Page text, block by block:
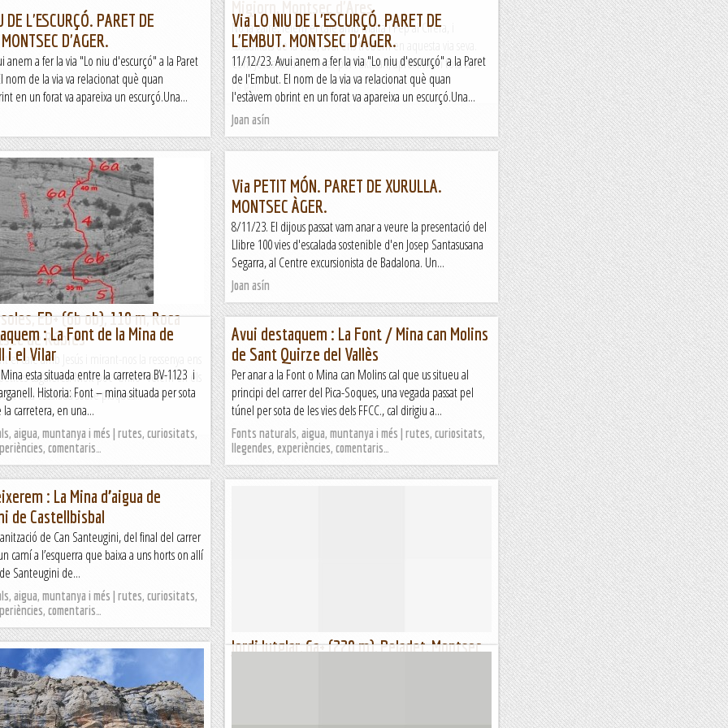
Migjorn, Montsec d'Ares
No fa gaire, fèiem el cafè amb Maira i Pep al Cirera, i
casualitats de la vida, avui ens trobem en aquesta via seva.
Com Jesús ha d'entrenar pel Pakistan, aproximem tota la...
Lo gall
DE L'ESCURÇÓ. PARET DE
D'AGER.
anem a fer la via "Lo niu d'escurçó" a la Paret
nom de la via va relacionat què quan
en un forat va apareixa un escurçó.Una...
Via LO NIU DE L'ESCURÇÓ. PARET DE
L'EMBUT. MONTSEC D'AGER.
11/12/23. Avui anem a fer la via "Lo niu d'escurçó" a la Paret
de l'Embut. El nom de la via va relacionat què quan
l'estàvem obrint en un forat va apareixa un escurçó.Una...
Joan asín
ED+ (6b ob), 110 m, Roca
de Rúbies
el cafè amb Jesús i mirant-nos la ressenya ens
cagaleres. Molt poc "brillo" veiem en els
una escalada sobre plaques...
Via PETIT MÓN. PARET DE XURULLA.
MONTSEC ÀGER.
8/11/23. El dijous passat vam anar a veure la presentació del
Llibre 100 vies d'escalada sostenible d'en Josep Santasusana
Segarra, al Centre excursionista de Badalona. Un...
Joan asín
: La Font de la Mina de
i el Vilar
esta situada entre la carretera BV-1123 i
Historia: Font – mina situada per sota
carretera, en una...
aigua, muntanya i més | rutes, curiositats,
comentaris…
Avui destaquem : La Font / Mina can Molins
de Sant Quirze del Vallès
Per anar a la Font o Mina can Molins cal que us situeu al
principi del carrer del Pica-Soques, una vegada passat pel
túnel per sota de les vies dels FFCC., cal dirigiu a...
Fonts naturals, aigua, muntanya i més | rutes, curiositats,
llegendes, experiències, comentaris…
: La Mina d’aigua de
de Castellbisbal
de Can Santeugini, del final del carrer
camí a l’esquerra que baixa a uns horts on allí
Santeugini de...
aigua, muntanya i més | rutes, curiositats,
comentaris…
Jordi Jutglar, 6a+ (220 m), Peladet, Montsec